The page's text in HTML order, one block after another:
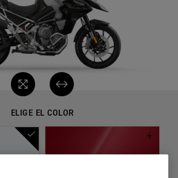
ELIGE EL COLOR